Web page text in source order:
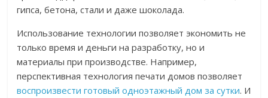
гипса, бетона, стали и даже шоколада.
Использование технологии позволяет экономить не
только время и деньги на разработку, но и
материалы при производстве. Например,
перспективная технология печати домов позволяет
воспроизвести готовый одноэтажный дом за сутки. И